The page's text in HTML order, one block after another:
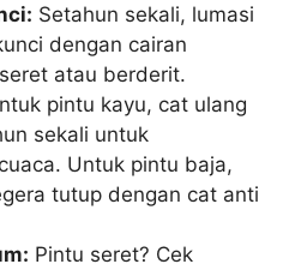
Setahun sekali, lumasi
dengan cairan
atau berderit.
pintu kayu, cat ulang
sekali untuk
Untuk pintu baja,
tutup dengan cat anti
Pintu seret? Cek